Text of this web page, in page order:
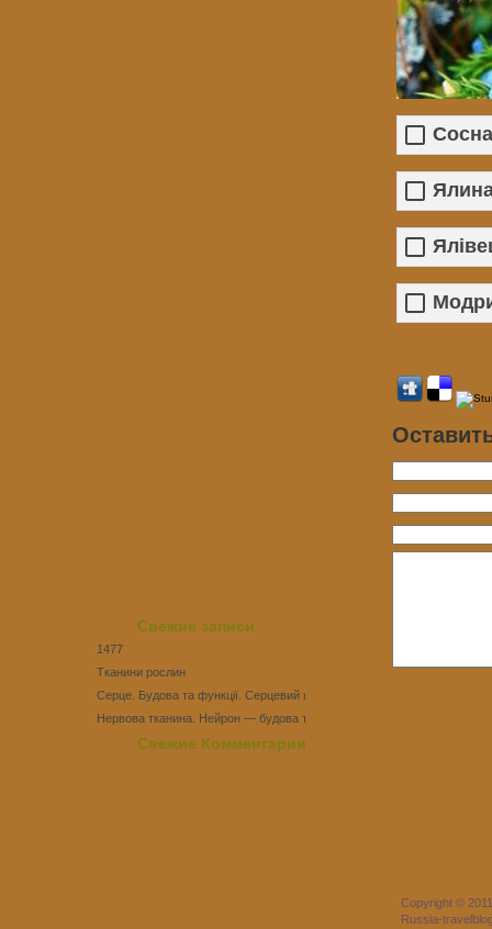
Сосна
Свежие записи
1477
Тканини рослин
Серце. Будова та функції. Серцевий цикл
Нервова тканина. Нейрон — будова та функції
Тест Епітеліальні тканини
Свежие Комментарии
Copyright ©
Russia-